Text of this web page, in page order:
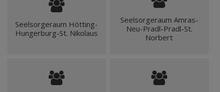
Seelsorgeraum Hötting-
Hungerburg-St. Nikolaus
Seelsorgeraum Amras-
Neu-Pradl-Pradl-St.
Norbert